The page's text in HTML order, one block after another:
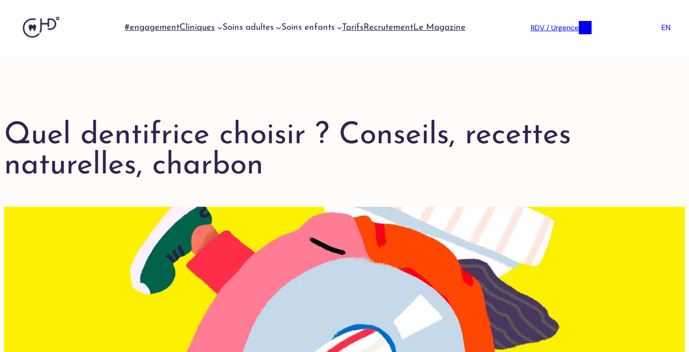
#engagementCliniques Soins adultes
dentaires
Meyrin
dentaires
Lausanne
Détartrage et
polissage
Adultes
Détartrage et
polissage
Enfants
Soins enfants Tarifs RecrutementLe Magazine RDV / Urgence EN
Quel dentifrice choisir ? Conseils, recettes
naturelles, charbon